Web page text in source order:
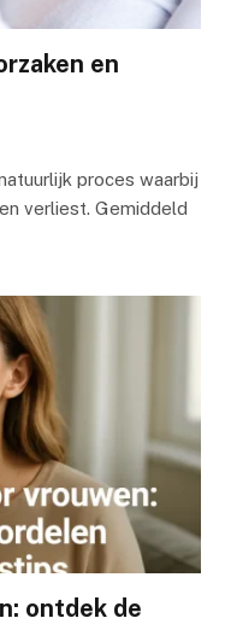
en
proces waarbij
verliest. Gemiddeld
ontdek de